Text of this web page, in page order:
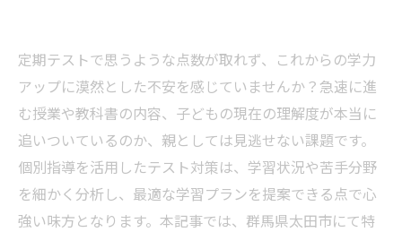
定期テストで思うような点数が取れず、これからの学力
アップに漠然とした不安を感じていませんか？急速に進
む授業や教科書の内容、子どもの現在の理解度が本当に
追いついているのか、親としては見逃せない課題です。
個別指導を活用したテスト対策は、学習状況や苦手分野
を細かく分析し、最適な学習プランを提案できる点で心
強い味方となります。本記事では、群馬県太田市にて特